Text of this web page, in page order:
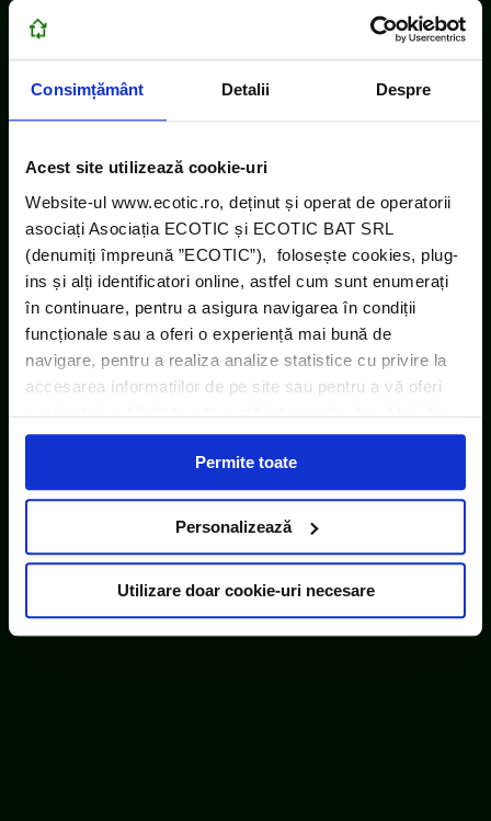
Consimțământ Detalii Despre
Acest site utilizează cookie-uri
Website-ul www.ecotic.ro, deținut și operat de operatorii
asociați Asociația ECOTIC și ECOTIC BAT SRL
(denumiți împreună ”ECOTIC”), folosește cookies, plug-
ins și alți identificatori online, astfel cum sunt enumerați
în continuare, pentru a asigura navigarea în condiții
funcționale sau a oferi o experiență mai bună de
navigare, pentru a realiza analize statistice cu privire la
accesarea informațiilor de pe site sau pentru a vă oferi
conținut și publicitate adecvată intereselor dvs. Unii din
acești identificatori online sunt plasați de către ECOTIC
(cookie-uri primare), alții sunt cookie-uri dintr-un domeniu
diferit de domeniul site-ului web pe care îl vizitați (cookie-
uri terțe). Găsiți în ferestrele Detalii și Despre informații
consimțământul cu privire la acestea.
Permite toate
Personalizează
Utilizare doar cookie-uri necesare